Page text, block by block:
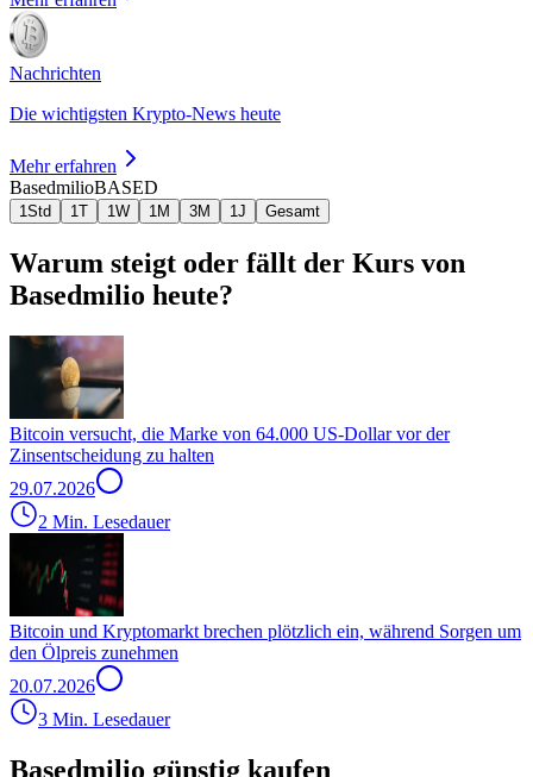
Nachrichten
Die wichtigsten Krypto-News heute
Mehr erfahren
BasedmilioBASED
1Std 1T 1W 1M 3M 1J Gesamt
Warum steigt oder fällt der Kurs von
Basedmilio heute?
Bitcoin versucht, die Marke von 64.000 US-Dollar vor der
Zinsentscheidung zu halten
29.07.2026
2 Min. Lesedauer
Bitcoin und Kryptomarkt brechen plötzlich ein, während Sorgen um
den Ölpreis zunehmen
20.07.2026
3 Min. Lesedauer
Basedmilio günstig kaufen